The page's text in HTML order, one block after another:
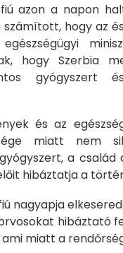
azon a napon
számított, hogy az
hogy Szerbia
gyógyszert
és az
miatt nem
a család
hibáztatja a
nagyapja
hibáztató
ami miatt a